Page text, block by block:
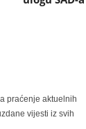
praćenje aktuelnih
vijesti iz svih